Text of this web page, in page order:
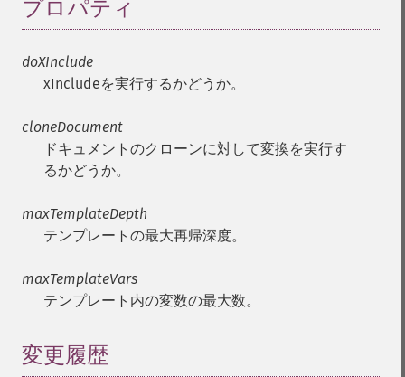
プロパティ
doXInclude
xIncludeを実行するかどうか。
cloneDocument
ドキュメントのクローンに対して変換を実行す
るかどうか。
maxTemplateDepth
テンプレートの最大再帰深度。
maxTemplateVars
テンプレート内の変数の最大数。
変更履歴